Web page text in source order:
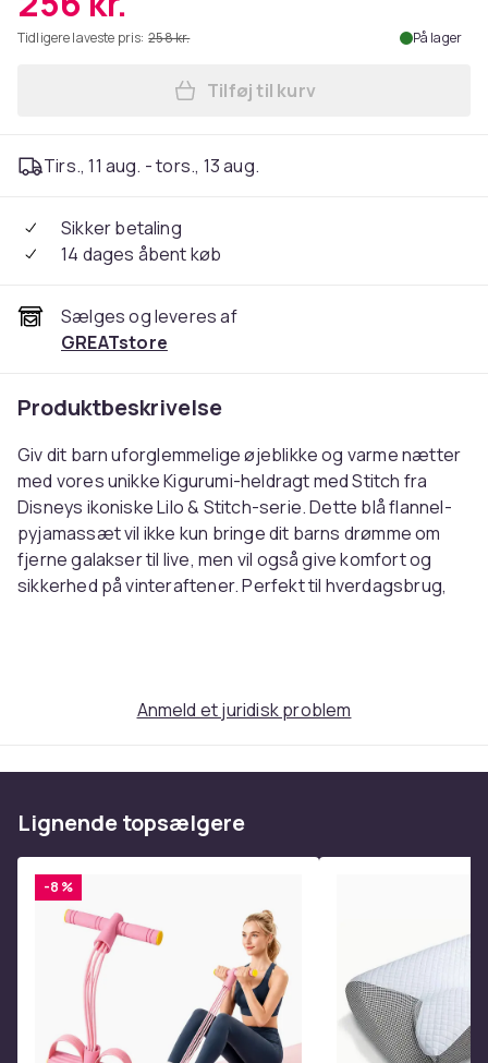
Tidligere laveste pris: 258 kr. På lager
Læg Lilo & Stitch Onesie
Tilføj til kurv
Tirs., 11 aug. - tors., 13 aug.
Sikker betaling
14 dages åbent køb
Sælges og leveres af
GREATstore
Produktbeskrivelse
Giv dit barn uforglemmelige øjeblikke og varme nætter
med vores unikke Kigurumi-heldragt med Stitch fra
Disneys ikoniske Lilo & Stitch-serie. Dette blå flannel-
pyjamassæt vil ikke kun bringe dit barns drømme om
fjerne galakser til live, men vil også give komfort og
sikkerhed på vinteraftener. Perfekt til hverdagsbrug,
45d7bec3-6530-58f2-b63c-6354c3db5ee5
Anmeld et juridisk problem
Lignende topsælgere
-8 %